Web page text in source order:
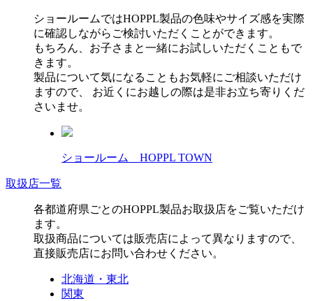
ショールームではHOPPL製品の色味やサイズ感を実際
に確認しながらご検討いただくことができます。
もちろん、お子さまと一緒にお試しいただくこともで
きます。
製品について気になることもお気軽にご相談いただけ
ますので、 お近くにお越しの際は是非お立ち寄りくだ
さいませ。
ショールーム HOPPL TOWN
取扱店一覧
各都道府県ごとのHOPPL製品お取扱店をご覧いただけ
ます。
取扱商品については販売店によって異なりますので、
直接販売店にお問い合わせください。
北海道・東北
関東